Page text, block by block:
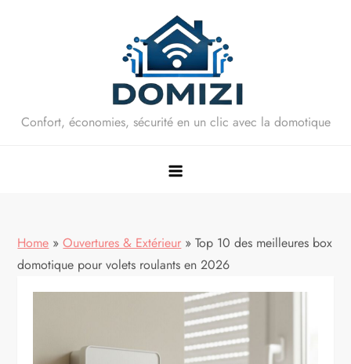
Confort, économies, sécurité en un clic avec la domotique
Home » Ouvertures & Extérieur » Top 10 des meilleures box
domotique pour volets roulants en 2026